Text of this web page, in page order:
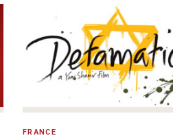
FRANCE